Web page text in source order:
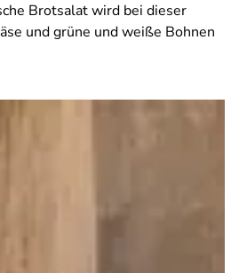
Brotsalat wird bei dieser
und grüne und weiße Bohnen